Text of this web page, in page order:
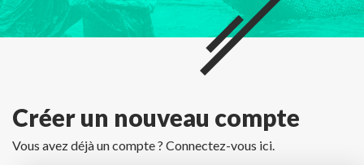
Créer un nouveau compte
Vous avez déjà un compte ? Connectez-vous ici.